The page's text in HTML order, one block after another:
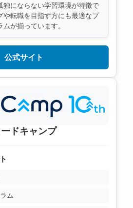
独にならない学習環境が特徴で
や転職を目指す方にも最適なプ
ムが揃っています。
公式サイト
ドキャンプ
ム